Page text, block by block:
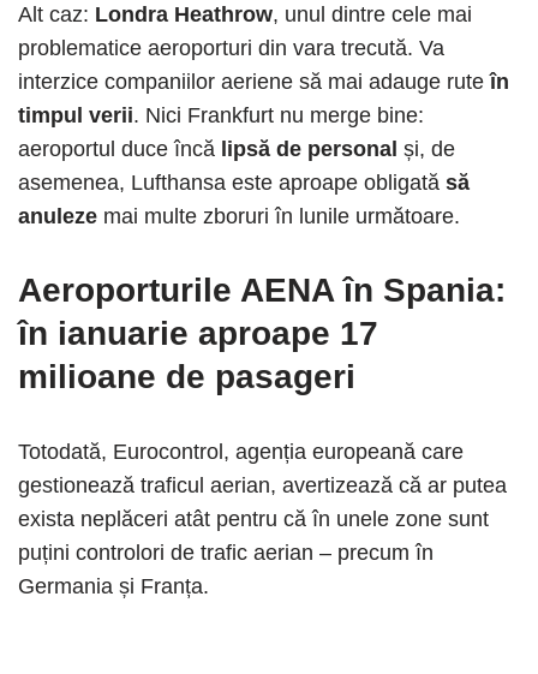
Alt caz: Londra Heathrow, unul dintre cele mai
problematice aeroporturi din vara trecută. Va
interzice companiilor aeriene să mai adauge ruteîn
timpul verii. Nici Frankfurt nu merge bine:
aeroportul duce încă lipsă de personal și, de
asemenea, Lufthansa este aproape obligată să
anuleze mai multe zboruri în lunile următoare.
Aeroporturile AENA în Spania:
în ianuarie aproape 17
milioane de pasageri
Totodată, Eurocontrol, agenția europeană care
gestionează traficul aerian, avertizează că ar putea
exista neplăceri atât pentru că în unele zone sunt
puțini controlori de trafic aerian – precum în
Germania și Franța.